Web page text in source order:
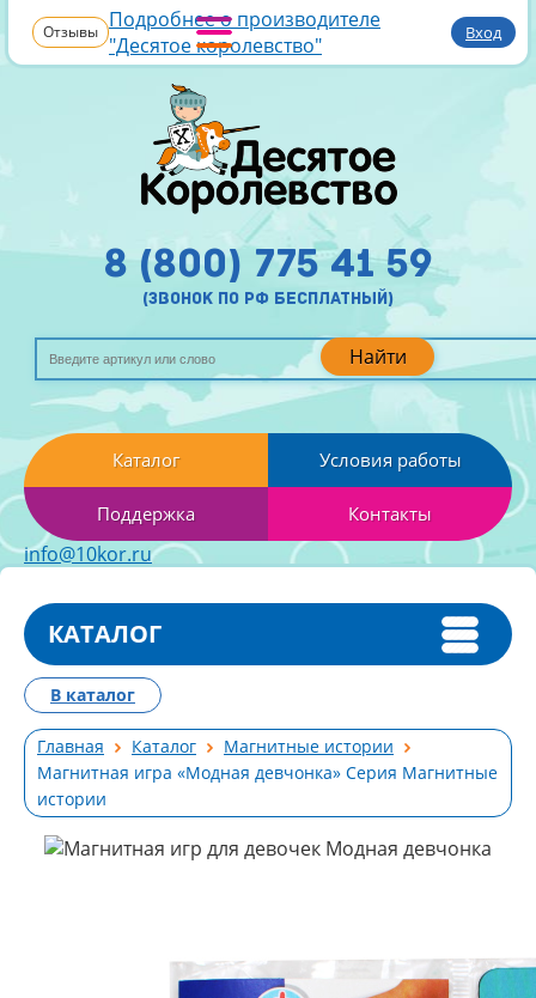
Отзывы Подробнее о производителе
"Десятое королевство"
Вход
Найти
8 (800) 775 41 59
(звонок по рф бесплатный)
Каталог Условия работы
Поддержка Контакты
info@10kor.ru
КАТАЛОГ
Главная Каталог
Магнитные истории
Магнитная игра «Модная девчонка» Серия Магнитные
истории
В каталог